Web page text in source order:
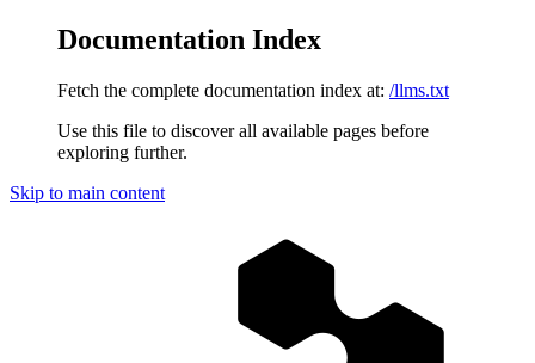
Documentation Index
Fetch the complete documentation index at: /llms.txt
Use this file to discover all available pages before
exploring further.
Skip to main content